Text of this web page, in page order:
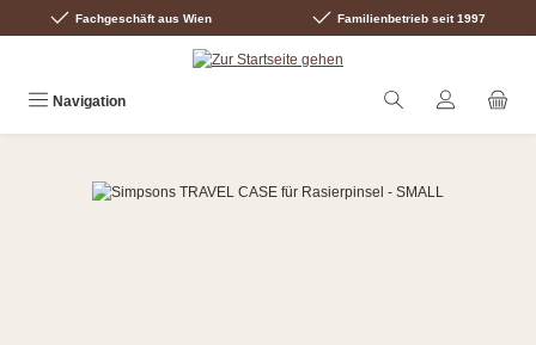
Zum Hauptinhalt springen
Fachgeschäft aus Wien Familienbetrieb seit 1997
Navigation